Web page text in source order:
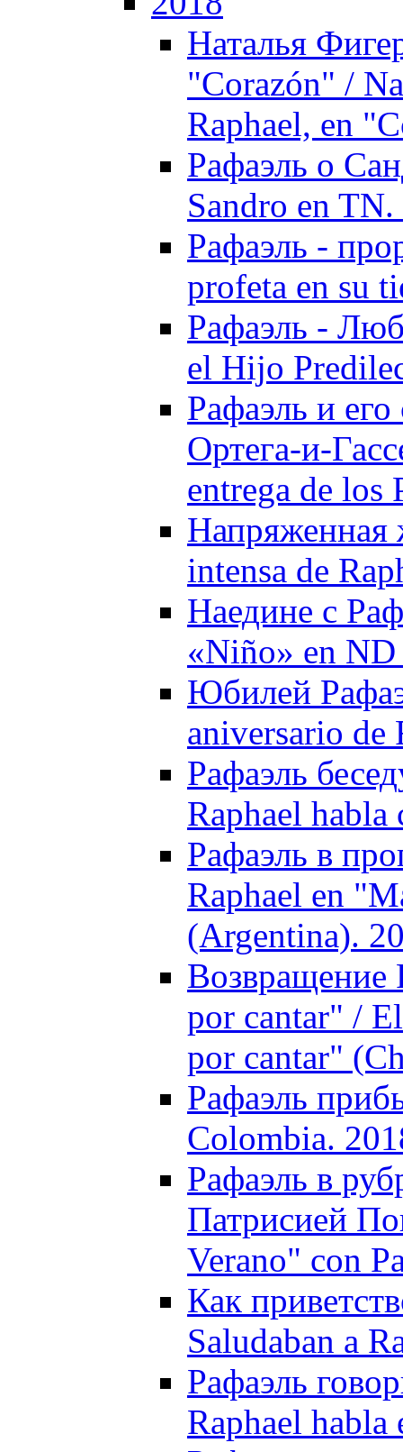
Наталья
"Corazón" /
Raphael, en
Рафаэль о
Sandro en
Рафаэль -
profeta en su
Рафаэль -
el Hijo
Рафаэль и
Ортега-и-
entrega de los
Напряженная
intensa de
Наедине с
«Niño» en
Юбилей
aniversario de
Рафаэль
Raphael
Рафаэль в
Raphael en
(Argentina).
Возвращение
por cantar" /
por cantar"
Рафаэль
Colombia.
Рафаэль в
Патрисией
Verano" con
Как
Saludaban a
Рафаэль
Raphael